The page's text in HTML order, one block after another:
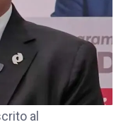
al